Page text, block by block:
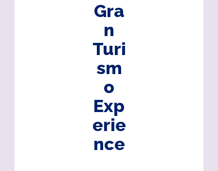
Gra
n
Turi
sm
o
Exp
erie
nce